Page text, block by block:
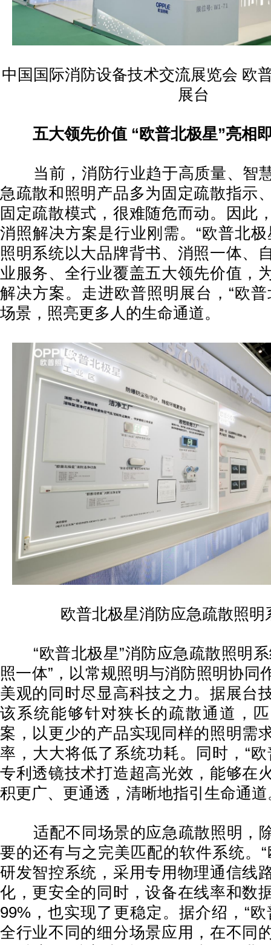
中国国际消防设备技术交流展览会 欧
展台
五大领先价值 “欧普北极星”亮相
当前，消防行业趋于高质量、智
急疏散和照明产品多为固定疏散指示
固定疏散模式，很难随危而动。因此
消照解决方案是行业刚需。“欧普北
照明系统以大品牌背书、消照一体、
业服务、全行业覆盖五大领先价值，
解决方案。走进欧普照明展台，“欧
场景，照亮更多人的生命通道。
欧普北极星消防应急疏散照明
“欧普北极星”消防应急疏散照明系
照一体”，以常规照明与消防照明协同
美观的同时尽显高科技之力。据展台
该系统能够针对狭长的疏散通道，
案，以更少的产品实现同样的照明需
率，大大将低了系统功耗。同时，“
专利透镜技术打造超高光效，能够在
积更广、更通透，清晰地指引生命通道
适配不同场景的应急疏散照明，
要的还有与之完美匹配的软件系统。
研发智控系统，采用专用物理通信线
化，更安全的同时，设备在线率和数
99%，也实现了更稳定。据介绍，“
全行业不同的细分场景应用，在不同